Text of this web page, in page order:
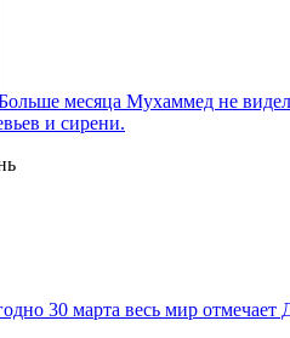
месяца Мухаммед не
и сирени.
30 марта весь мир